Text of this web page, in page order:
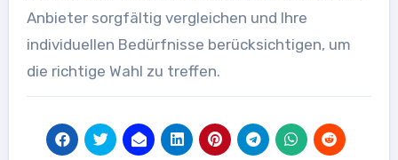
Anbieter sorgfältig vergleichen und Ihre
individuellen Bedürfnisse berücksichtigen, um
die richtige Wahl zu treffen.